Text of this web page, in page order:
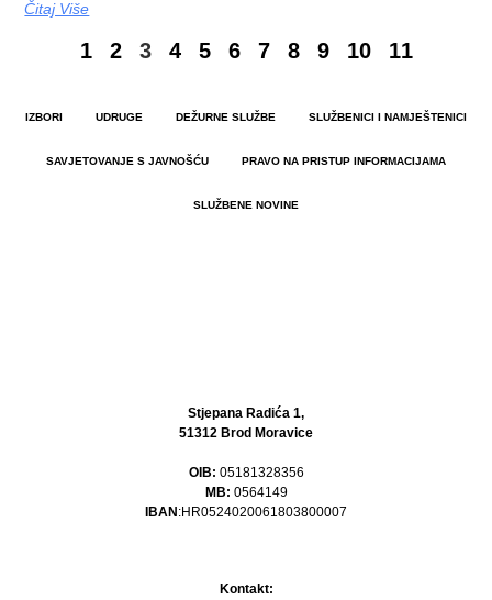
Čitaj Više
1 2 3 4 5 6 7 8 9 10 11
IZBORI UDRUGE DEŽURNE SLUŽBE SLUŽBENICI I NAMJEŠTENICI
SAVJETOVANJE S JAVNOŠĆU PRAVO NA PRISTUP INFORMACIJAMA
SLUŽBENE NOVINE
Stjepana Radića 1,
51312 Brod Moravice
OIB: 05181328356
MB: 0564149
IBAN:HR0524020061803800007
Kontakt: